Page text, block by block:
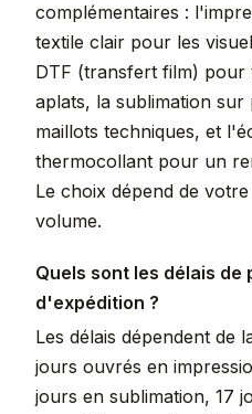
complémentaires :
textile clair pour les
DTF (transfert film) pour
aplats, la sublimation
maillots techniques, et
thermocollant pour un
Le choix dépend de
volume.
Quels sont les délais de
d'expédition ?
Les délais dépendent de
jours ouvrés en
jours en sublimation, 17